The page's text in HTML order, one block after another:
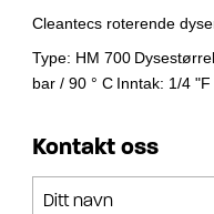
Cleantecs roterende
Type: HM 700
bar / 90 ° C Inntak: 1/4 "F
Kontakt oss
Ditt navn